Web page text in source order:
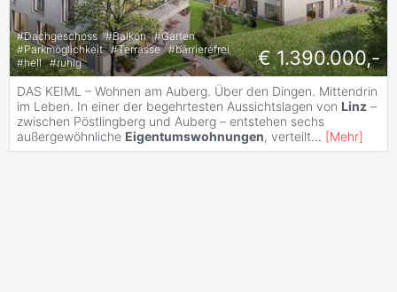
#Dachgeschoss #Balkon #Garten
#Parkmöglichkeit #Terrasse #barrierefrei
#hell #ruhig € 1.390.000,-
DAS KEIML – Wohnen am Auberg. Über den Dingen. Mittendrin
im Leben. In einer der begehrtesten Aussichtslagen von Linz –
zwischen Pöstlingberg und Auberg – entstehen sechs
außergewöhnliche Eigentumswohnungen, verteilt... [Mehr]